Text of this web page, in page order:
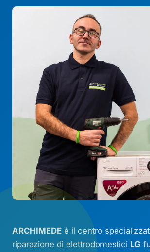
ARCHIMEDE è il centro
riparazione di elettrodomestici LG